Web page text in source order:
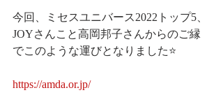
今回、ミセスユニバース2022トップ5、
JOYさんこと高岡邦子さんからのご縁
でこのような運びとなりました⭐️
https://amda.or.jp/